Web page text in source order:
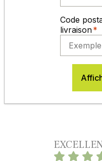
Code
livraison